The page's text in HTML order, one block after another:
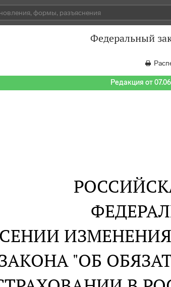
Федеральный
Редакция от
"ОБ